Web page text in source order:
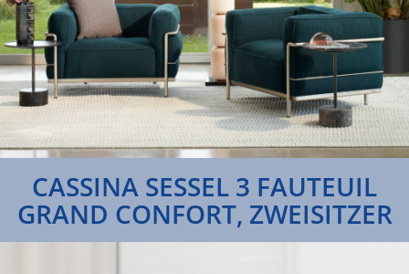
CASSINA SESSEL 3 FAUTEUIL
GRAND CONFORT, ZWEISITZER